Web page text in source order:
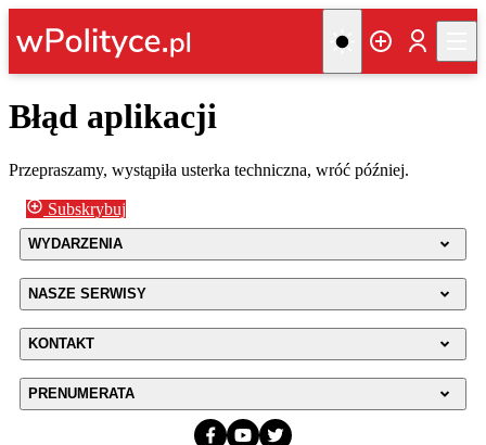
Błąd aplikacji
Przepraszamy, wystąpiła usterka techniczna, wróć później.
Subskrybuj
WYDARZENIA
NASZE SERWISY
KONTAKT
PRENUMERATA